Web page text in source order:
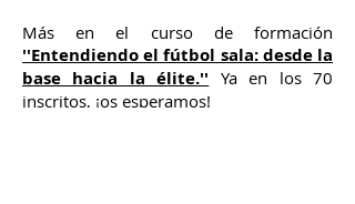
Más en el curso de formación
''Entendiendo el fútbol sala: desde la
base hacia la élite.'' Ya en los 70
inscritos, ¡os esperamos!